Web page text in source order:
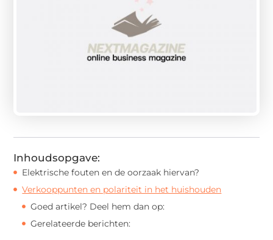
Inhoudsopgave:
Elektrische fouten en de oorzaak hiervan?
Verkooppunten en polariteit in het huishouden
Goed artikel? Deel hem dan op:
Gerelateerde berichten: